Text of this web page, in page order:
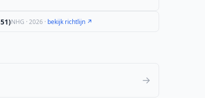
NHG · 2026 · bekijk richtlijn ↗
→